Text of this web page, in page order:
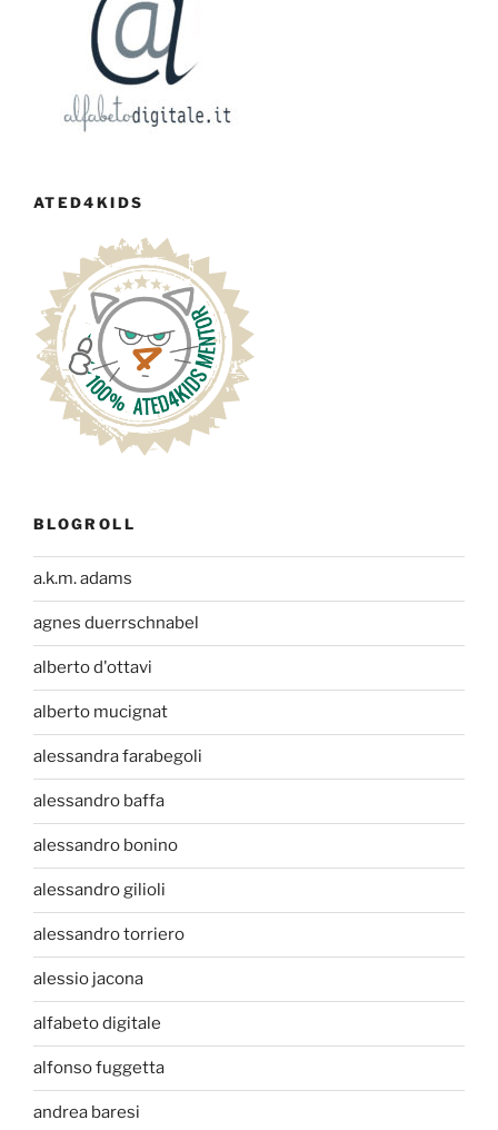
ATED4KIDS
BLOGROLL
a.k.m. adams
agnes duerrschnabel
alberto d'ottavi
alberto mucignat
alessandra farabegoli
alessandro baffa
alessandro bonino
alessandro gilioli
alessandro torriero
alessio jacona
alfabeto digitale
alfonso fuggetta
andrea baresi